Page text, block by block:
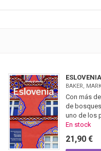
BAKER,
Con más
de
uno de los
En stock
21,90 €